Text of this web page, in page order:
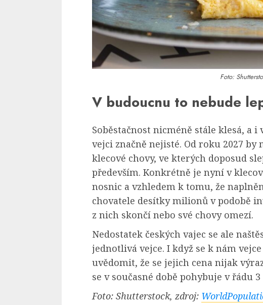
Foto:
V budoucnu to nebude
Soběstačnost nicméně stále klesá, a
vejci značně nejisté. Od roku 2027
klecové chovy, ve kterých doposud
především. Konkrétně je nyní v
nosnic a vzhledem k tomu, že
chovatele desítky milionů v podobě
z nich skončí nebo své chovy omezí.
Nedostatek českých vajec se ale
jednotlivá vejce. I když se k nám
uvědomit, že se jejich cena nijak
se v současné době pohybuje v řádu
Foto: Shutterstock, zdroj: